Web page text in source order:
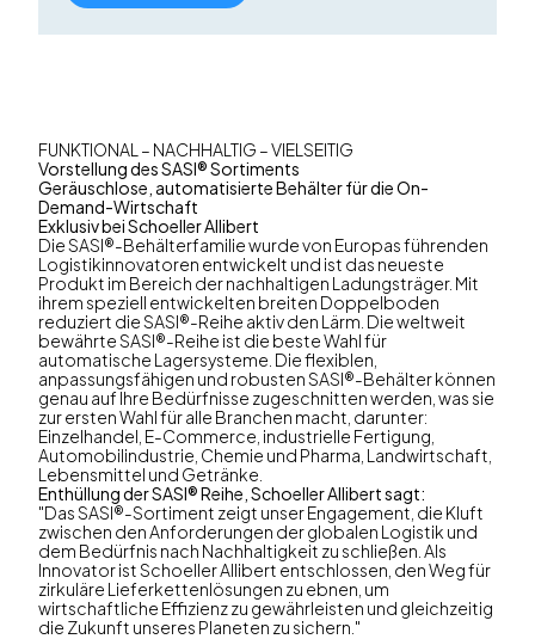
FUNKTIONAL – NACHHALTIG – VIELSEITIG
Vorstellung des SASI® Sortiments
Geräuschlose, automatisierte Behälter für die On-
Demand-Wirtschaft
Exklusiv bei Schoeller Allibert
Die SASI®-Behälterfamilie wurde von Europas führenden
Logistikinnovatoren entwickelt und ist das neueste
Produkt im Bereich der nachhaltigen Ladungsträger. Mit
ihrem speziell entwickelten breiten Doppelboden
reduziert die SASI®-Reihe aktiv den Lärm. Die weltweit
bewährte SASI®-Reihe ist die beste Wahl für
automatische Lagersysteme. Die flexiblen,
anpassungsfähigen und robusten SASI®-Behälter können
genau auf Ihre Bedürfnisse zugeschnitten werden, was sie
zur ersten Wahl für alle Branchen macht, darunter:
Einzelhandel, E-Commerce, industrielle Fertigung,
Automobilindustrie, Chemie und Pharma, Landwirtschaft,
Lebensmittel und Getränke.
Enthüllung der SASI® Reihe, Schoeller Allibert sagt:
"Das SASI®-Sortiment zeigt unser Engagement, die Kluft
zwischen den Anforderungen der globalen Logistik und
dem Bedürfnis nach Nachhaltigkeit zu schließen. Als
Innovator ist Schoeller Allibert entschlossen, den Weg für
zirkuläre Lieferkettenlösungen zu ebnen, um
wirtschaftliche Effizienz zu gewährleisten und gleichzeitig
die Zukunft unseres Planeten zu sichern."